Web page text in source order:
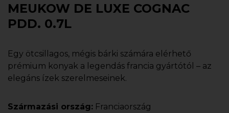
MEUKOW DE LUXE COGNAC
PDD. 0.7L
Egy ötcsillagos, mégis bárki számára elérhető
prémium konyak a legendás francia gyártótól – az
elegáns ízek szerelmeseinek.
Származási ország: Franciaország